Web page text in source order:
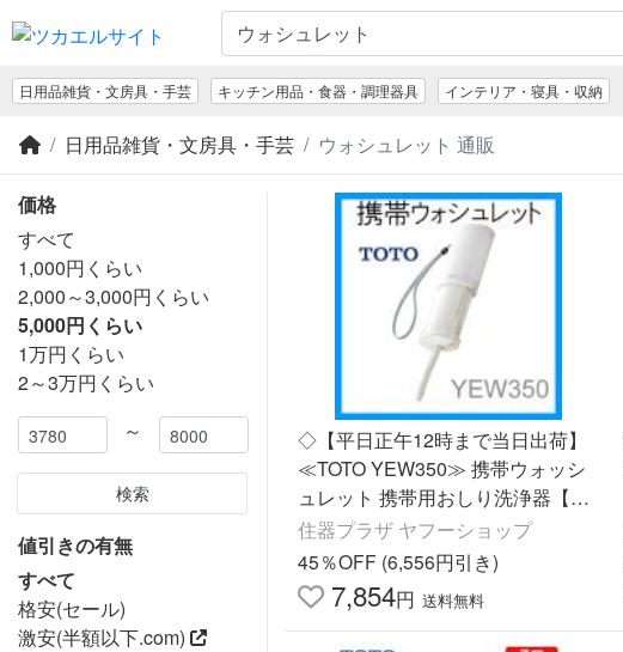
日用品雑貨・文房具・手芸 キッチン用品・食器・調理器具 インテリア・寝具・収納
日用品雑貨・文房具・手芸 ウォシュレット 通販
価格
すべて
1,000円くらい
2,000～3,000円くらい
5,000円くらい
1万円くらい
2～3万円くらい
～
検索
値引きの有無
すべて
格安(セール)
激安(半額以下.com)
◇【平日正午12時まで当日出荷】
≪TOTO YEW350≫ 携帯ウォッシ
ュレット 携帯用おしり洗浄器【優
良配送】 爆買 超PayPay祭
住器プラザ ヤフーショップ
45％OFF (6,556円引き)
7,854円 送料無料